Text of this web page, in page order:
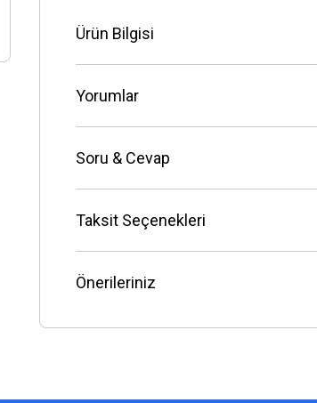
Ürün Bilgisi
Yorumlar
Soru & Cevap
Taksit Seçenekleri
Önerileriniz